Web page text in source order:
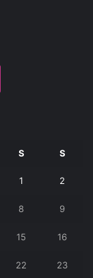
S S
1 2
8 9
15 16
22 23